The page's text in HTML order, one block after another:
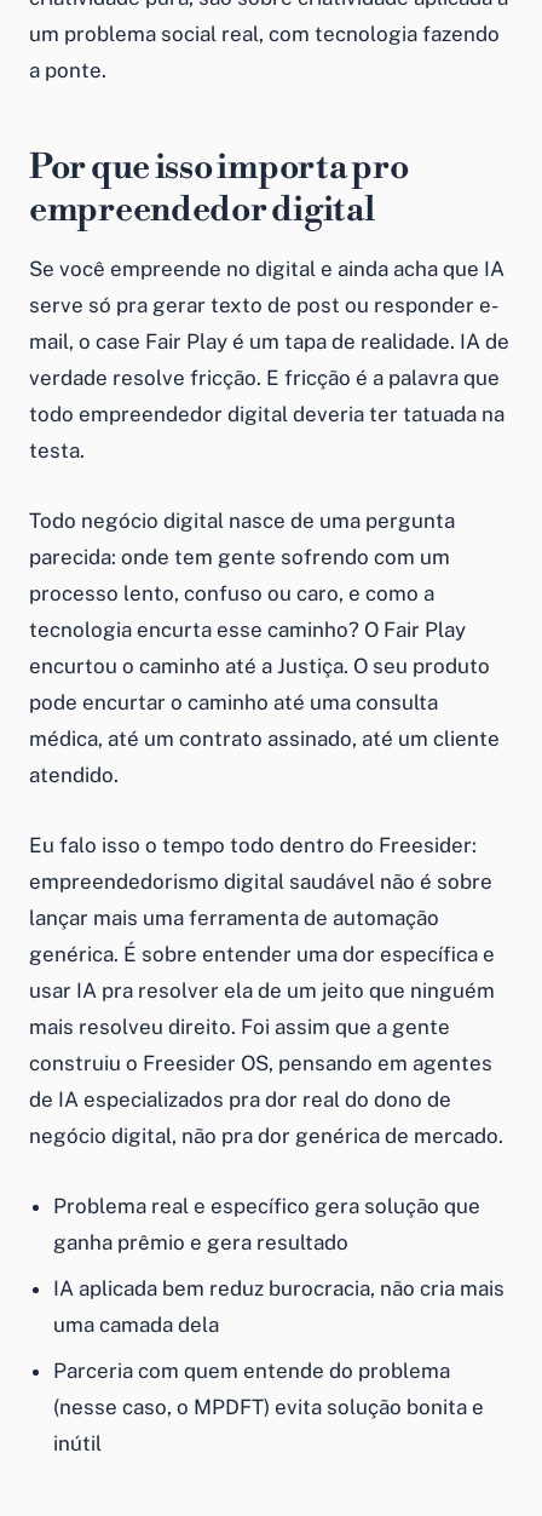
um problema social real, com tecnologia fazendo
a ponte.
Por que isso importa pro
empreendedor digital
Se você empreende no digital e ainda acha que IA
serve só pra gerar texto de post ou responder e-
mail, o case Fair Play é um tapa de realidade. IA de
verdade resolve fricção. E fricção é a palavra que
todo empreendedor digital deveria ter tatuada na
testa.
Todo negócio digital nasce de uma pergunta
parecida: onde tem gente sofrendo com um
processo lento, confuso ou caro, e como a
tecnologia encurta esse caminho? O Fair Play
encurtou o caminho até a Justiça. O seu produto
pode encurtar o caminho até uma consulta
médica, até um contrato assinado, até um cliente
atendido.
Eu falo isso o tempo todo dentro do Freesider:
empreendedorismo digital saudável não é sobre
lançar mais uma ferramenta de automação
genérica. É sobre entender uma dor específica e
usar IA pra resolver ela de um jeito que ninguém
mais resolveu direito. Foi assim que a gente
construiu o Freesider OS, pensando em agentes
de IA especializados pra dor real do dono de
negócio digital, não pra dor genérica de mercado.
Problema real e específico gera solução que
ganha prêmio e gera resultado
IA aplicada bem reduz burocracia, não cria mais
uma camada dela
Parceria com quem entende do problema
(nesse caso, o MPDFT) evita solução bonita e
inútil